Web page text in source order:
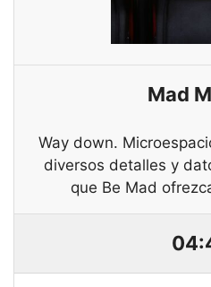
Mad
Way down.
diversos detalles y
que Be Mad